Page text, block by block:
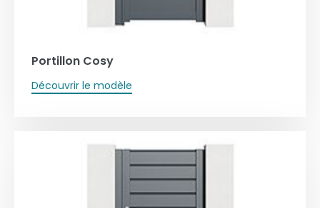
Portillon Cosy
Découvrir le modèle